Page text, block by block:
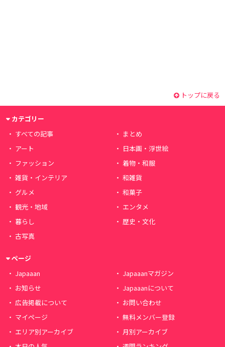
トップに戻る
カテゴリー
すべての記事
まとめ
アート
日本画・浮世絵
ファッション
着物・和服
雑貨・インテリア
和雑貨
グルメ
和菓子
観光・地域
エンタメ
暮らし
歴史・文化
古写真
ページ
Japaaan
Japaaanマガジン
お知らせ
Japaaanについて
広告掲載について
お問い合わせ
マイページ
無料メンバー登録
エリア別アーカイブ
月別アーカイブ